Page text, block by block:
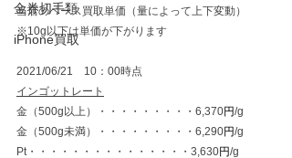
金券切手類
iPhone買取
当店のベース買取単価（量によって上下変動）
※10g以下は単価が下がります
2021/06/21　10：00時点
インゴットレート
金（500g以上）・・・・・・・・・6,370円/g
金（500g未満）・・・・・・・・・6,290円/g
Pt・・・・・・・・・・・・・・・3,630円/g